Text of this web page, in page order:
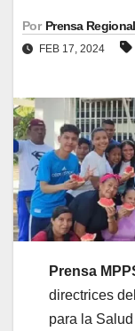
Por Prensa Regional
FEB 17, 2024
Prensa
directrices
para la